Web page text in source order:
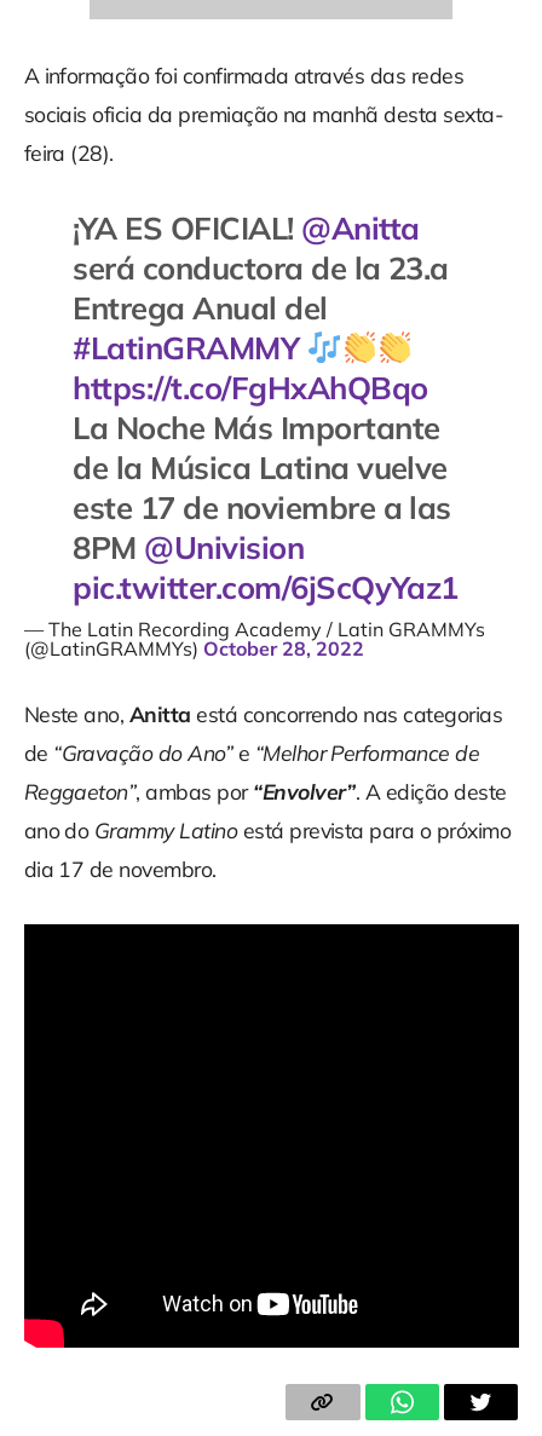
A informação foi confirmada através das redes
sociais oficia da premiação na manhã desta sexta-
feira (28).
¡YA ES OFICIAL! @Anitta
será conductora de la 23.a
Entrega Anual del
#LatinGRAMMY
https://t.co/FgHxAhQBqo
La Noche Más Importante
de la Música Latina vuelve
este 17 de noviembre a las
8PM @Univision
pic.twitter.com/6jScQyYaz1
— The Latin Recording Academy / Latin GRAMMYs
(@LatinGRAMMYs) October 28, 2022
Neste ano, Anitta está concorrendo nas categorias
de “Gravação do Ano”e “Melhor Performance de
Reggaeton”, ambas por“Envolver”. A edição deste
ano do Grammy Latinoestá prevista para o próximo
dia 17 de novembro.